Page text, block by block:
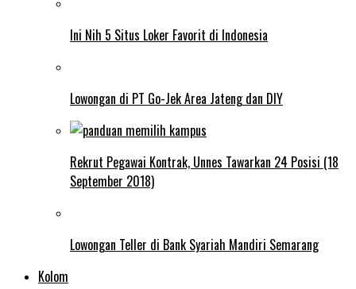
Ini Nih 5 Situs Loker Favorit di Indonesia
Lowongan di PT Go-Jek Area Jateng dan DIY
Rekrut Pegawai Kontrak, Unnes Tawarkan 24 Posisi (18
September 2018)
Lowongan Teller di Bank Syariah Mandiri Semarang
Kolom